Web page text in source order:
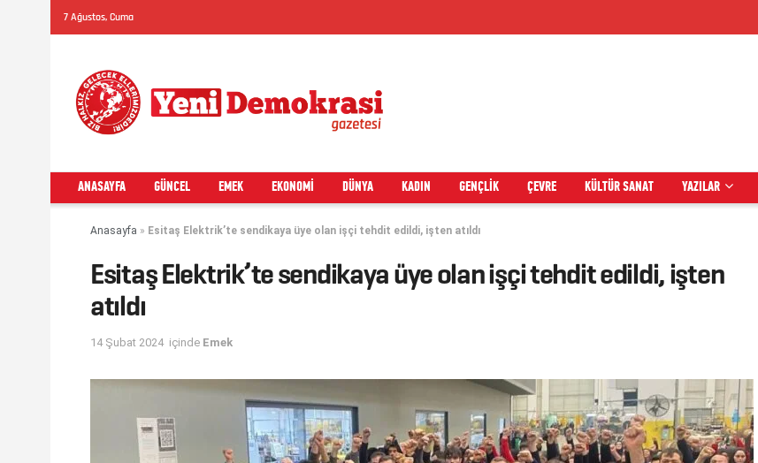
7 Ağustos, Cuma
ANASAYFA GÜNCEL EMEK EKONOMI DÜNYA KADIN GENÇLIK ÇEVRE KÜLTÜR SANAT YAZILAR
Anasayfa » Esitaş Elektrik’te sendikaya üye olan işçi tehdit edildi, işten atıldı
Esitaş Elektrik’te sendikaya üye olan işçi tehdit edildi, işten
atıldı
14 Şubat 2024 içinde Emek